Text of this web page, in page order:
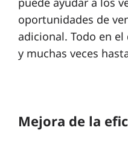
oportunidades de
adicional. Todo en
y muchas veces
Mejora de la